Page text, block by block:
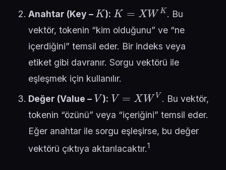
Anahtar (Key –
K
):
K= WK
. Bu
vektör, tokenin “kim olduğunu” ve “ne
içerdiğini” temsil eder. Bir indeks veya
etiket gibi davranır. Sorgu vektörü ile
eşleşmek için kullanılır.
Değer (Value –
V
):
V= WV
. Bu vektör,
tokenin “özünü” veya “içeriğini” temsil eder.
Eğer anahtar ile sorgu eşleşirse, bu değer
vektörü çıktıya aktarılacaktır.1